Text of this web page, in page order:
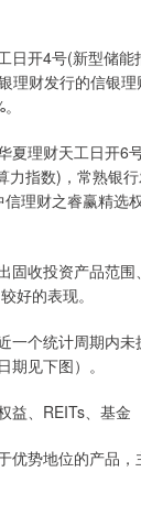
日开4号(新型储
理财发行的信银
夏理财天工日开6
力指数)，常熟银
理财之睿赢精选
固收投资产品范
好的表现。
一个统计周期内
期见下图）。
益、REITs、基金
优势地位的产品，